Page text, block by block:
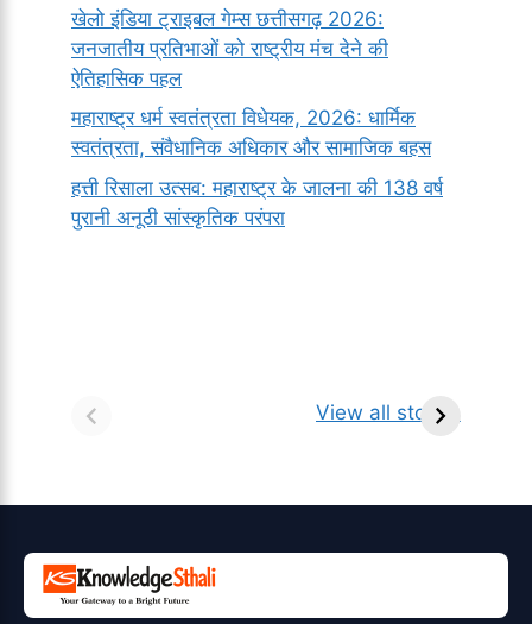
खेलो इंडिया ट्राइबल गेम्स छत्तीसगढ़ 2026:
जनजातीय प्रतिभाओं को राष्ट्रीय मंच देने की
ऐतिहासिक पहल
महाराष्ट्र धर्म स्वतंत्रता विधेयक, 2026: धार्मिक
स्वतंत्रता, संवैधानिक अधिकार और सामाजिक बहस
हत्ती रिसाला उत्सव: महाराष्ट्र के जालना की 138 वर्ष
पुरानी अनूठी सांस्कृतिक परंपरा
View all stories
किसे कहते है?
ज्योतिर्लिंग | नाम,